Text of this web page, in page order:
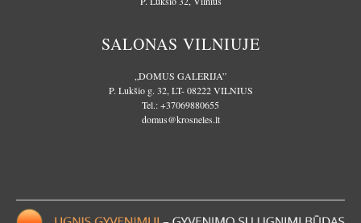
SALONAS VILNIUJE
„DOMUS GALERIJA”
P. Lukšio g. 32, LT- 08222 VILNIUS
Tel.:+37069880655
domus@krosneles.lt